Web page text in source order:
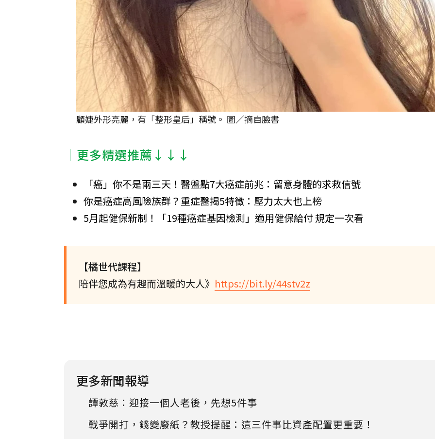
顧婕外形亮麗，有「整形皇后」稱號。 圖／摘自臉書
│更多精選推薦↓↓↓
「癌」你不是兩三天！醫盤點7大癌症前兆：留意身體的求救信號
你是癌症高風險族群？重症醫揭5特徵：壓力太大也上榜
5月起健保新制！「19種癌症基因檢測」適用健保給付 規定一次看
【橘世代課程】
陪伴您成為有趣而溫暖的大人》 https://bit.ly/44stv2z
更多新聞報導
譚敦慈：迎接一個人老後，先想5件事
戰爭開打，錢變廢紙？教授提醒：這三件事比資產配置更重要！